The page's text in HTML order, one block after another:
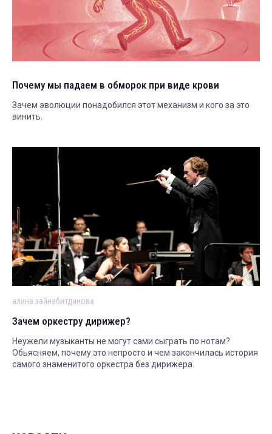
Почему мы падаем в обморок при виде крови
Зачем эволюции понадобился этот механизм и кого за это
винить.
алина зайнабитдинова
Зачем оркестру дирижер?
Неужели музыканты не могут сами сыграть по нотам?
Обьясняем, почему это непросто и чем закончилась история
самого знаменитого оркестра без дирижера.